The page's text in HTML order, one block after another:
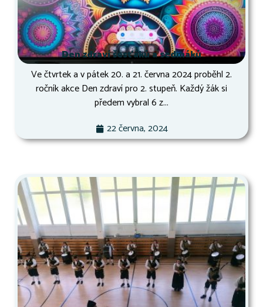
Den zdraví šesťáků a sedmáků
Ve čtvrtek a v pátek 20. a 21. června 2024 proběhl 2.
ročník akce Den zdraví pro 2. stupeň. Každý žák si
předem vybral 6 z...
22 června, 2024